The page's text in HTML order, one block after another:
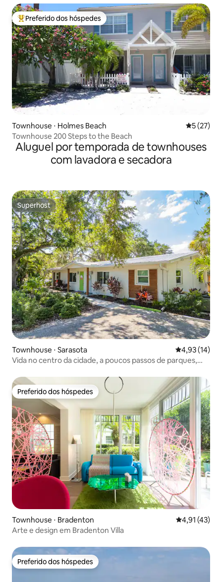
Entre os melhores preferidos dos hóspedes
Preferido dos hóspedes
Townhouse ⋅ Holmes Beach 5 de uma
5 (27)
Townhouse 200 Steps to the Beach
Aluguel por temporada de townhouses
com lavadora e secadora
Superhost
Superhost
Townhouse ⋅ Sarasota 4,93 de uma
4,93 (14)
Vida no centro da cidade, a poucos passos de parques,
Preferido dos hóspedes
Preferido dos hóspedes
Townhouse ⋅ Bradenton 4,91 de uma
4,91 (43)
Arte e design em Bradenton Villa
Preferido dos hóspedes
Preferido dos hóspedes